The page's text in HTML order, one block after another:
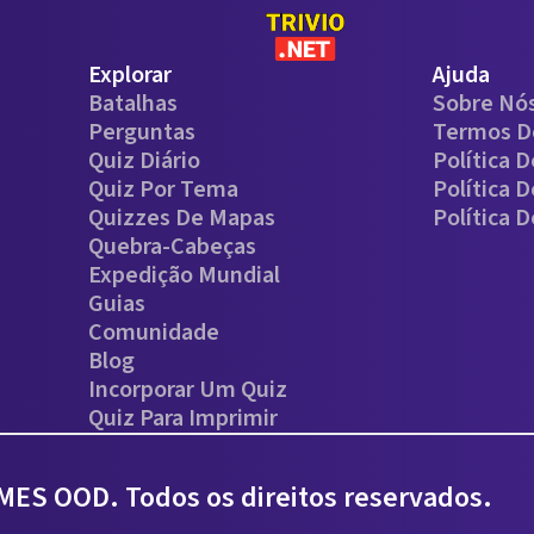
Explorar
Batalhas
Perguntas
Quiz Diário
Quiz Por Tema
Quizzes De Mapas
Quebra-Cabeças
Expedição Mundial
Guias
Comunidade
Blog
Incorporar Um Quiz
Quiz Para Imprimir
Ajuda
Sobre
Termos
Política
Política
Política
OOD. Todos os direitos reservados.